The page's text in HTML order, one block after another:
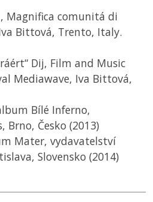
Magnifica comunitá di
Bittová, Trento, Italy.
Dij, Film and Music
Mediawave, Iva Bittová,
Bílé Inferno,
Brno, Česko (2013)
Mater, vydavatelství
Slovensko (2014)